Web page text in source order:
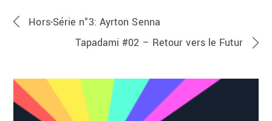
Hors-Série n°3: Ayrton Senna
Tapadami #02 – Retour vers le Futur